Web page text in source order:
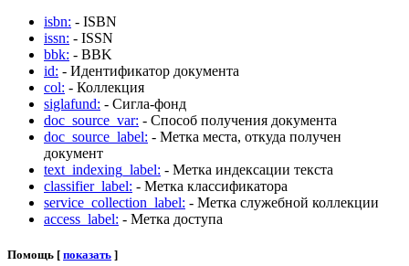
isbn: - ISBN
issn: - ISSN
bbk: - BBK
id: - Идентификатор документа
col: - Коллекция
siglafund: - Сигла-фонд
doc_source_var: - Способ получения документа
doc_source_label: - Метка места, откуда получен
документ
text_indexing_label: - Метка индексации текста
classifier_label: - Метка классификатора
service_collection_label: - Метка служебной коллекции
access_label: - Метка доступа
Помощь [ показать ]